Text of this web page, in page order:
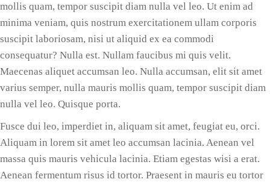
mollis quam, tempor suscipit diam nulla vel leo. Ut enim ad
minima veniam, quis nostrum exercitationem ullam corporis
suscipit laboriosam, nisi ut aliquid ex ea commodi
consequatur? Nulla est. Nullam faucibus mi quis velit.
Maecenas aliquet accumsan leo. Nulla accumsan, elit sit amet
varius semper, nulla mauris mollis quam, tempor suscipit diam
nulla vel leo. Quisque porta.
Fusce dui leo, imperdiet in, aliquam sit amet, feugiat eu, orci.
Aliquam in lorem sit amet leo accumsan lacinia. Aenean vel
massa quis mauris vehicula lacinia. Etiam egestas wisi a erat.
Aenean fermentum risus id tortor. Praesent in mauris eu tortor